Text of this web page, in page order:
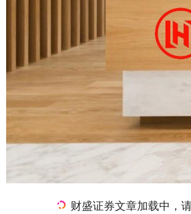
财盛证券文章加载中，